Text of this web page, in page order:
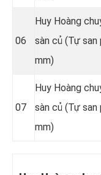
06
Huy Hoàng
sàn củ (Tự
mm)
07
Huy Hoàng
sàn củ (Tự san
mm)